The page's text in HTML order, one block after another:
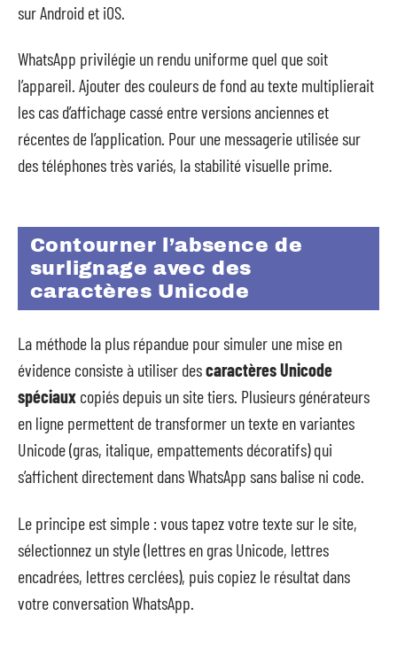
sur Android et iOS.
WhatsApp privilégie un rendu uniforme quel que soit
l’appareil. Ajouter des couleurs de fond au texte multiplierait
les cas d’affichage cassé entre versions anciennes et
récentes de l’application. Pour une messagerie utilisée sur
des téléphones très variés, la stabilité visuelle prime.
Contourner l’absence de
surlignage avec des
caractères Unicode
La méthode la plus répandue pour simuler une mise en
évidence consiste à utiliser descaractères Unicode
spéciaux copiés depuis un site tiers. Plusieurs générateurs
en ligne permettent de transformer un texte en variantes
Unicode (gras, italique, empattements décoratifs) qui
s’affichent directement dans WhatsApp sans balise ni code.
Le principe est simple : vous tapez votre texte sur le site,
sélectionnez un style (lettres en gras Unicode, lettres
encadrées, lettres cerclées), puis copiez le résultat dans
votre conversation WhatsApp.